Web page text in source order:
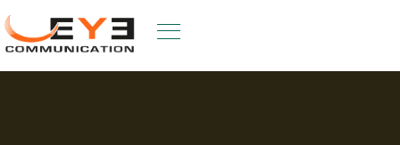
Skip
to